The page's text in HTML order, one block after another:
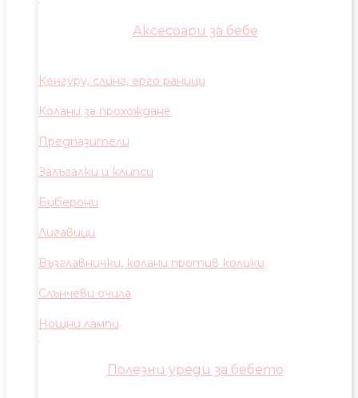
Аксесоари за бебе
Кенгуру, слинг, ерго раници
Колани за прохождане
Предпазители
Залъгалки и клипси
Биберони
Лигавици
Възглавнички, колани против колики
Слънчеви очила
Нощни лампи
Полезни уреди за бебето